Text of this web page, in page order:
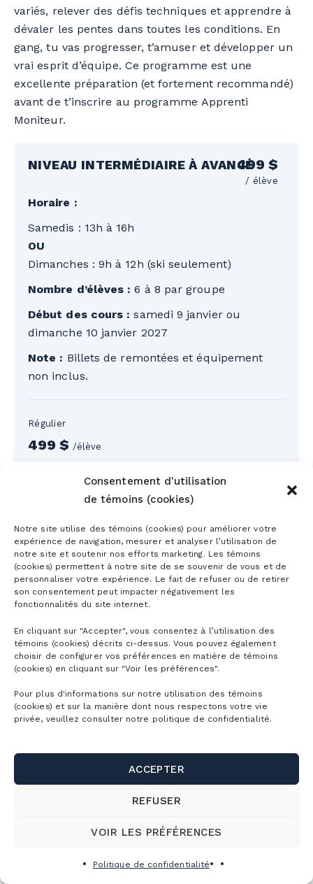
Consentement d'utilisation
de témoins (cookies)
Notre site utilise des témoins (cookies) pour améliorer votre
expérience de navigation, mesurer et analyser l’utilisation de
notre site et soutenir nos efforts marketing. Les témoins
(cookies) permettent à notre site de se souvenir de vous et de
personnaliser votre expérience. Le fait de refuser ou de retirer
son consentement peut impacter négativement les
fonctionnalités du site internet.
En cliquant sur "Accepter", vous consentez à l’utilisation des
témoins (cookies) décrits ci-dessus. Vous pouvez également
choisir de configurer vos préférences en matière de témoins
(cookies) en cliquant sur "Voir les préférences".
Pour plus d'informations sur notre utilisation des témoins
(cookies) et sur la manière dont nous respectons votre vie
privée, veuillez consulter notre politique de confidentialité.
ACCEPTER
REFUSER
VOIR LES PRÉFÉRENCES
Politique de confidentialité
variés, relever des défis techniques et apprendre à
dévaler les pentes dans toutes les conditions. En
gang, tu vas progresser, t’amuser et développer un
vrai esprit d’équipe. Ce programme est une
excellente préparation (et fortement recommandé)
avant de t’inscrire au programme Apprenti
Moniteur.
NIVEAU INTERMÉDIAIRE À AVANCÉ499 $
/ élève
Horaire :
Samedis : 13h à 16h
OU
Dimanches : 9h à 12h (ski seulement)
Nombre d’élèves : 6 à 8 par groupe
Début des cours : samedi 9 janvier ou
dimanche 10 janvier 2027
Note : Billets de remontées et équipement
non inclus.
Régulier
499 $/élève
Modalités
Taxes en sus. Billets de remontées et
équipement non inclus. Remboursement
complet avant le début du programme.
Après le début, remboursement partiel
selon les jours restants, moins des frais
plus bas des deux). Voir les conditions
générales et la politique de report au bas
de la page pour plus de détails.
ACHETER